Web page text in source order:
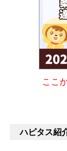
ここ
ハピタス紹